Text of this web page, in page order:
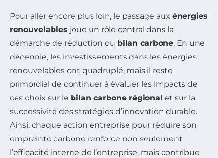
Pour aller encore plus loin, le passage aux énergies
renouvelables joue un rôle central dans la
démarche de réduction du bilan carbone. En une
décennie, les investissements dans les énergies
renouvelables ont quadruplé, mais il reste
primordial de continuer à évaluer les impacts de
ces choix sur le bilan carbone régional et sur la
successivité des stratégies d’innovation durable.
Ainsi, chaque action entreprise pour réduire son
empreinte carbone renforce non seulement
l’efficacité interne de l’entreprise, mais contribue